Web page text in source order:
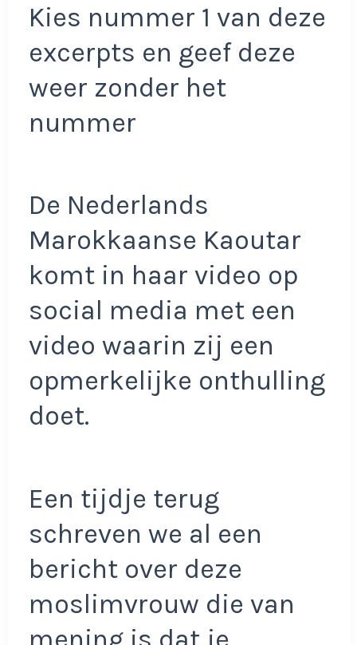
Kies nummer 1 van deze
excerpts en geef deze
weer zonder het
nummer
De Nederlands
Marokkaanse Kaoutar
komt in haar video op
social media met een
video waarin zij een
opmerkelijke onthulling
doet.
Een tijdje terug
schreven we al een
bericht over deze
moslimvrouw die van